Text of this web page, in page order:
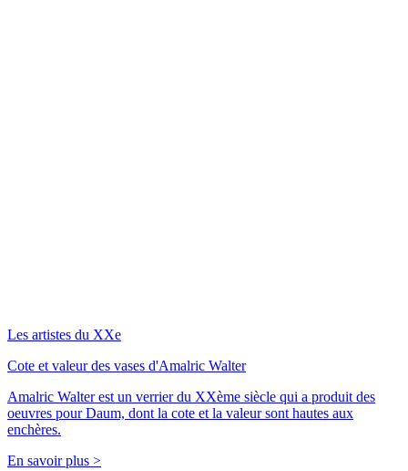
Les artistes du XXe
Cote et valeur des vases d'Amalric Walter
Amalric Walter est un verrier du XXème siècle qui a produit des
oeuvres pour Daum, dont la cote et la valeur sont hautes aux
enchères.
En savoir plus >